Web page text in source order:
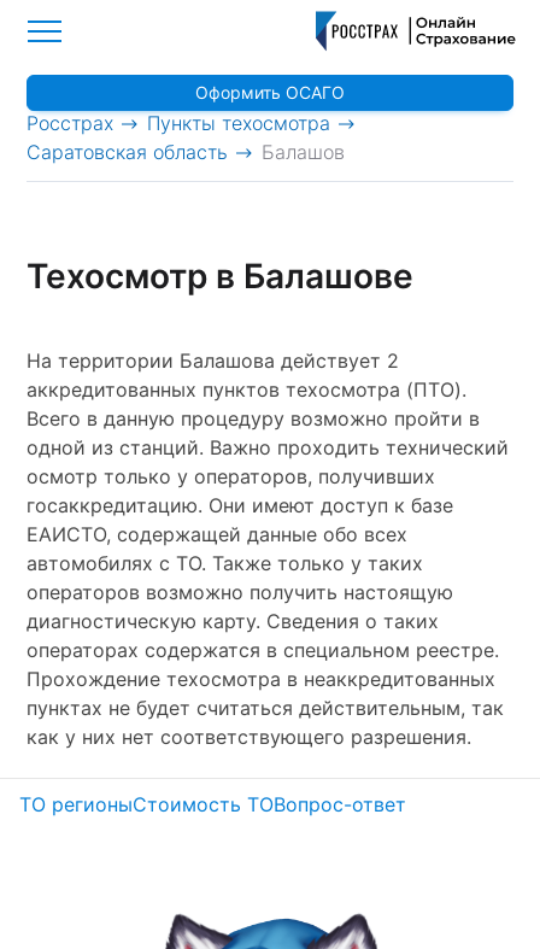
Росстрах > Пункты техосмотра
>
Саратовская область
> Балашов
Оформить ОСАГО
Техосмотр в Балашове
На территории Балашова действует 2
аккредитованных пунктов техосмотра (ПТО).
Всего в данную процедуру возможно пройти в
одной из станций. Важно проходить технический
осмотр только у операторов, получивших
госаккредитацию. Они имеют доступ к базе
ЕАИСТО, содержащей данные обо всех
автомобилях с ТО. Также только у таких
операторов возможно получить настоящую
диагностическую карту. Сведения о таких
операторах содержатся в специальном реестре.
Прохождение техосмотра в неаккредитованных
пунктах не будет считаться действительным, так
как у них нет соответствующего разрешения.
ТО регионыСтоимость ТОВопрос-ответ